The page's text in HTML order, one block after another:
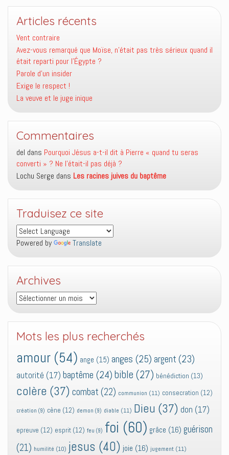
Articles récents
Vent contraire
Avez-vous remarqué que Moïse, n’était pas très sérieux quand il
était reparti pour l’Égypte ?
Parole d’un insider
Exige le respect !
La veuve et le juge inique
Commentaires
del dans Pourquoi Jésus a-t-il dit à Pierre « quand tu seras
converti » ? Ne l’était-il pas déjà ?
Lochu Serge dans Les racines juives du baptême
Traduisez ce site
Powered by Translate
Archives
Archives
Mots les plus recherchés
amour (54) ange (15) anges (25) argent (23)
autorité (17) baptême (24) bible (27) bénédiction (13)
colère (37) combat (22) communion (11) consecration (12)
création (9) cène (12) demon (9) diable (11) Dieu (37) don (17)
epreuve (12) esprit (12) feu (9) foi (60) grâce (16) guérison
(21) humilité (10) jesus (40) joie (16) jugement (11)